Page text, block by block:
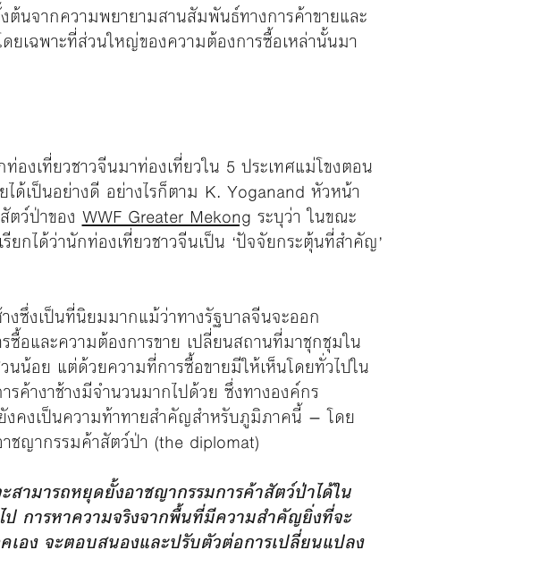
นจากความพยายามสานสัมพันธ์ทางการค้าขายและ
เฉพาะที่ส่วนใหญ่ของความต้องการซื้อเหล่านั้นมา
งเที่ยวชาวจีนมาท่องเที่ยวใน 5 ประเทศแม่โขงตอน
ด้เป็นอย่างดี อย่างไรก็ตาม K. Yoganand หัวหน้า
ตว์ป่าของWWF Greater Mekong ระบุว่า ในขณะ
กได้ว่านักท่องเที่ยวชาวจีนเป็น ‘ปัจจัยกระตุ้นที่สำคัญ’
งซึ่งเป็นที่นิยมมากแม้ว่าทางรัฐบาลจีนจะออก
อและความต้องการขาย เปลี่ยนสถานที่มาชุกชุมใน
น้อย แต่ด้วยความที่การซื้อขายมีให้เห็นโดยทั่วไปใน
ค้างาช้างมีจำนวนมากไปด้วย ซึ่งทางองค์กร
คงเป็นความท้าทายสำคัญสำหรับภูมิภาคนี้ – โดย
ชญากรรมค้าสัตว์ป่า (the diplomat)
สามารถหยุดยั้งอาชญากรรมการค้าสัตว์ป่าได้ใน
การหาความจริงจากพื้นที่มีความสำคัญยิ่งที่จะ
เอง จะตอบสนองและปรับตัวต่อการเปลี่ยนแปลง